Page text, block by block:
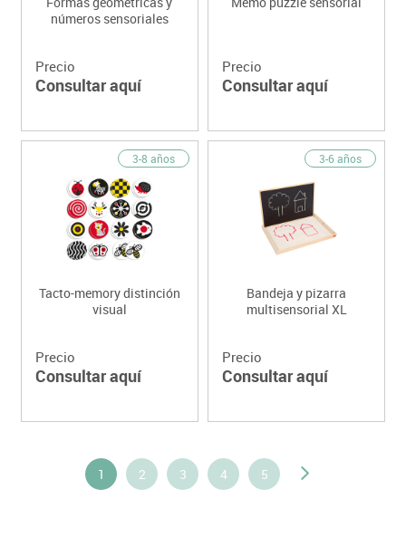
números sensoriales
Precio
Consultar aquí
Precio
Consultar aquí
3-8 años
Tacto-memory distinción
visual
Precio
Consultar aquí
3-6 años
Bandeja y pizarra
multisensorial XL
Precio
Consultar aquí
1 2 3 4 5